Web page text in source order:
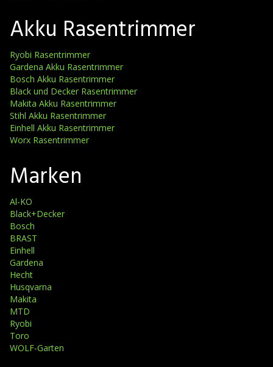
Akku Rasentrimmer
Ryobi Rasentrimmer
Gardena Akku Rasentrimmer
Bosch Akku Rasentrimmer
Black und Decker Rasentrimmer
Makita Akku Rasentrimmer
Stihl Akku Rasentrimmer
Einhell Akku Rasentrimmer
Worx Rasentrimmer
Marken
Al-KO
Black+Decker
Bosch
BRAST
Einhell
Gardena
Hecht
Husqvarna
Makita
MTD
Ryobi
Toro
WOLF-Garten